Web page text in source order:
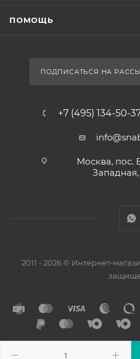
ПОМОЩЬ
ПОДПИСАТЬСЯ НА
+7 (495) 134-50-
Москва, пос.
Западная,
2011 - 2026 © Интернет-